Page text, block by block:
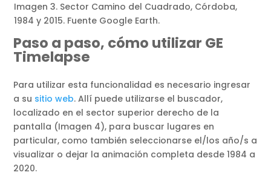
Imagen 3. Sector Camino del Cuadrado, Córdoba,
1984 y 2015. Fuente Google Earth.
Paso a paso, cómo utilizar GE
Timelapse
Para utilizar esta funcionalidad es necesario ingresar
a su sitio web. Allí puede utilizarse el buscador,
localizado en el sector superior derecho de la
pantalla (Imagen 4), para buscar lugares en
particular, como también seleccionarse el/los año/s a
visualizar o dejar la animación completa desde 1984 a
2020.